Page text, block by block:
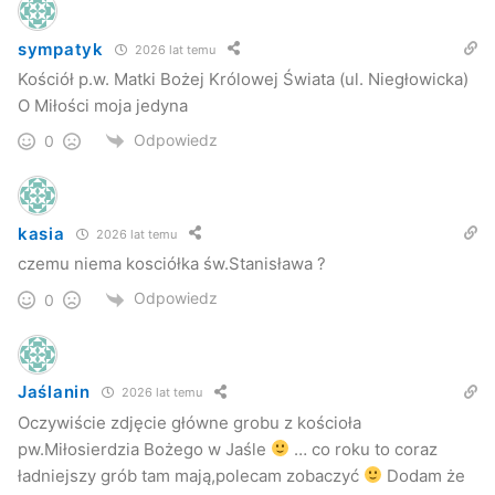
sympatyk 2026 lat temu
Kościół p.w. Matki Bożej Królowej Świata (ul. Niegłowicka)
O Miłości moja jedyna
0 Odpowiedz
kasia 2026 lat temu
czemu niema kosciółka św.Stanisława ?
0 Odpowiedz
Jaślanin 2026 lat temu
Oczywiście zdjęcie główne grobu z kościoła
pw.Miłosierdzia Bożego w Jaśle
… co roku to coraz
ładniejszy grób tam mają,polecam zobaczyć
Dodam że